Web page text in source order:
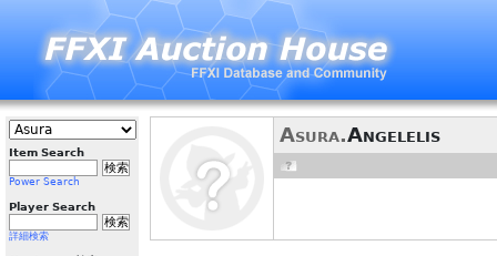
Item Search
Power Search
Player Search
詳細検索
Asura.Angelelis